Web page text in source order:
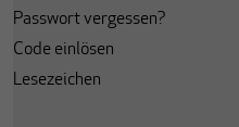
Passwort vergessen?
Code einlösen
Lesezeichen